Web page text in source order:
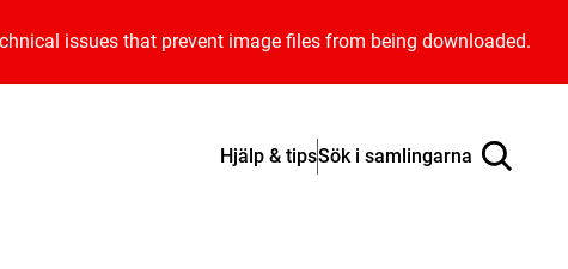
issues that prevent image files from being downloaded.
Hjälp & tipsSök i samlingarna